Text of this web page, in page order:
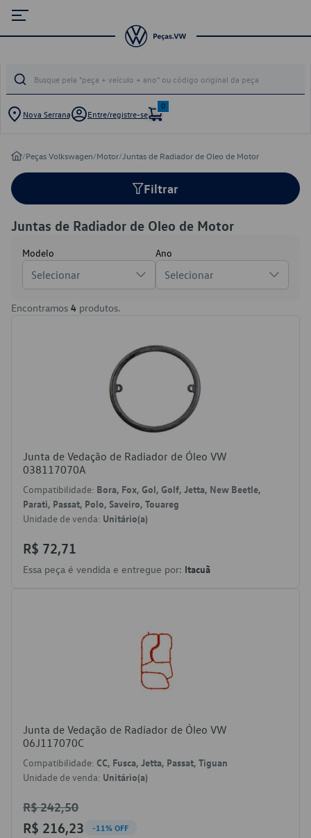
Nova Serrana Entre/registre-se
0
/Peças Volkswagen/Motor/ Juntas de Radiador de Oleo de Motor
Filtrar
Juntas de Radiador de Oleo de Motor
Modelo
Selecionar
Ano
Selecionar
Encontramos 4 produtos.
Junta de Vedação de Radiador de Óleo VW
038117070A
Compatibilidade: Bora, Fox, Gol, Golf, Jetta, New Beetle,
Parati, Passat, Polo, Saveiro, Touareg
Unidade de venda: Unitário(a)
R$ 72,71
Essa peça é vendida e entregue por: Itacuã
Junta de Vedação de Radiador de Óleo VW
06J117070C
Compatibilidade: CC, Fusca, Jetta, Passat, Tiguan
Unidade de venda: Unitário(a)
R$ 242,50
R$ 216,23 -11% OFF